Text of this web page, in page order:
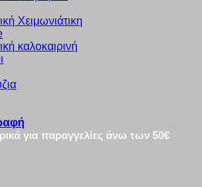
Χειμωνιάτικη
καλοκαιρινή
για παραγγελίες άνω των 50€